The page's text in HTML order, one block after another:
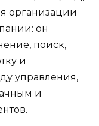
организации
он
поиск,
и
управления,
и